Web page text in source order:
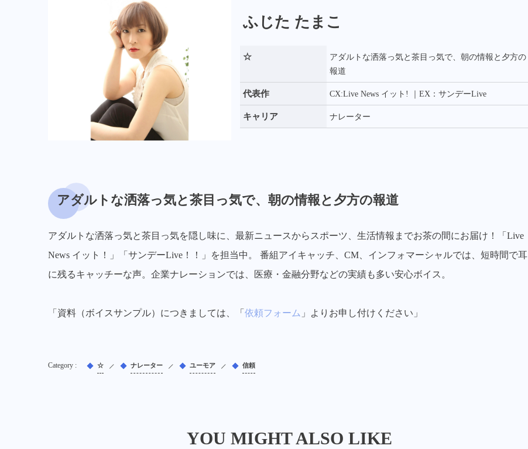
ふじた たまこ
☆
アダルトな洒落っ気と茶目っ気で、朝の情報と夕方の
報道
代表作 CX:Live News イット! ｜EX：サンデーLive
キャリア ナレーター
アダルトな洒落っ気と茶目っ気で、朝の情報と夕方の報道
アダルトな洒落っ気と茶目っ気を隠し味に、最新ニュースからスポーツ、生活情報までお茶の間にお届け！「Live
News イット！」「サンデーLive！！」を担当中。 番組アイキャッチ、CM、インフォマーシャルでは、短時間で耳
に残るキャッチーな声。企業ナレーションでは、医療・金融分野などの実績も多い安心ボイス。
「資料（ボイスサンプル）につきましては、「 依頼フォーム 」よりお申し付けください」
☆ ナレーター ユーモア 信頼
YOU MIGHT ALSO LIKE